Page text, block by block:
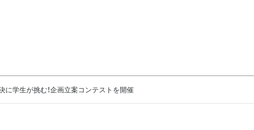
に学生が挑む！企画立案コンテストを開催